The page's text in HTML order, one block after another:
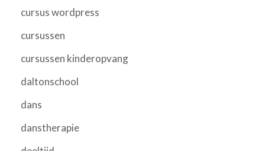
cursus wordpress
cursussen
cursussen kinderopvang
daltonschool
dans
danstherapie